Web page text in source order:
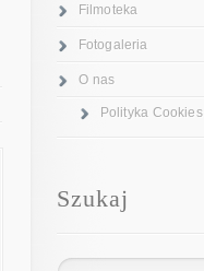
Filmoteka
Fotogaleria
O nas
Polityka Cookies
Szukaj